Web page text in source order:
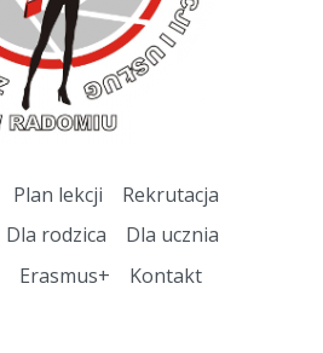
Plan lekcji
Rekrutacja
Dla rodzica
Dla ucznia
Erasmus+ Kontakt